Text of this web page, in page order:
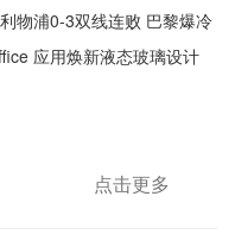
浦0-3双线连败 巴黎爆冷
应用焕新液态玻璃设计
点击更多